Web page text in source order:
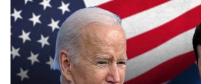
КОНТАКТИ
РЕКЛАМА